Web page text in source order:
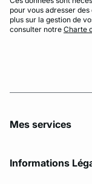
pour vous adresser
plus sur la gestion de
consulter notre Charte
Mes services
Informations